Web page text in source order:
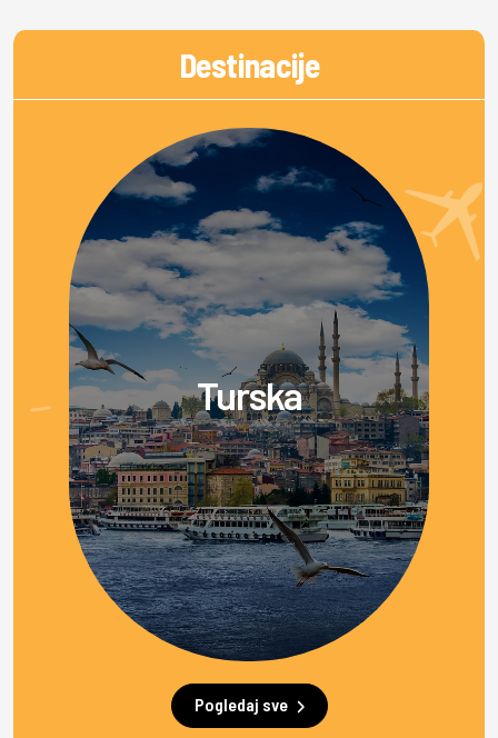
Destinacije
Turska
Pogledaj sve